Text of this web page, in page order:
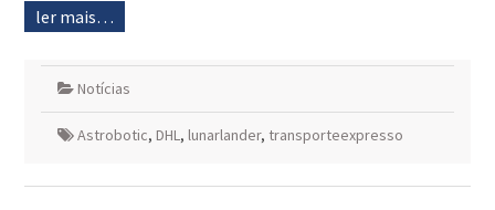
ler mais…
Notícias
Astrobotic, DHL, lunarlander, transporteexpresso